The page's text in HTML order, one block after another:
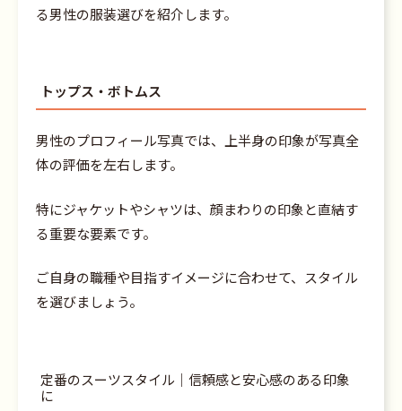
る男性の服装選びを紹介します。
トップス・ボトムス
男性のプロフィール写真では、上半身の印象が写真全
体の評価を左右します。
特にジャケットやシャツは、顔まわりの印象と直結す
る重要な要素です。
ご自身の職種や目指すイメージに合わせて、スタイル
を選びましょう。
定番のスーツスタイル｜信頼感と安心感のある印象
に